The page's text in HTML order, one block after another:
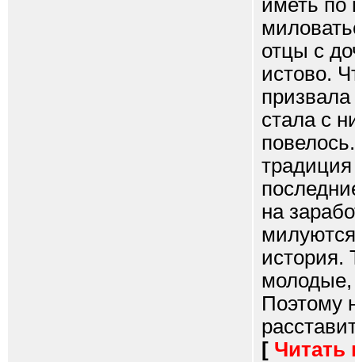
иметь по
отцы с
истово.
стала с
на
история.
Поэтому
[ Читать